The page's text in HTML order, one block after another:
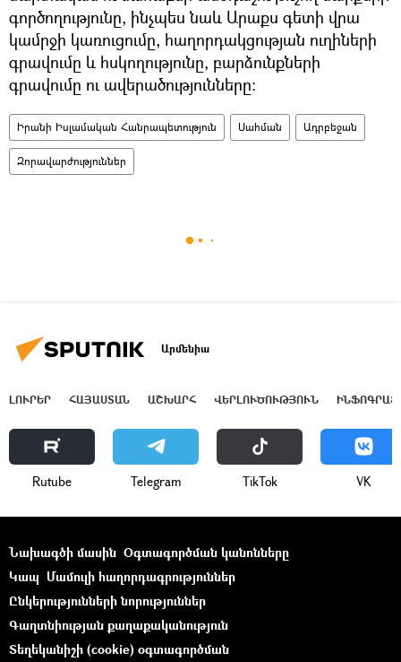
գործողությունը, ինչպես նաև Արաքս գետի վրա
կամրջի կառուցումը, հաղորդակցության ուղիների
գրավումը և հսկողությունը, բարձունքների
գրավումը ու ավերածությունները:
Իրանի Իսլամական Հանրապետություն Սահման Ադրբեջան
Զորավարժություններ
Արմենիա
ԼՈՒՐԵՐ ՀԱՅԱՍՏԱՆ ԱՇԽԱՐՀ ՎԵՐԼՈՒԾՈՒԹՅՈՒՆ
Rutube Telegram ТikТоk VK
Նախագծի մասին Օգտագործման կանոնները
Կապ Մամուլի հաղորդագրություններ
Ընկերությունների նորություններ
Գաղտնիության քաղաքականություն
Տեղեկանիշի (cookie) օգտագործման